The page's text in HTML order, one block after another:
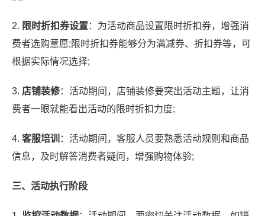
2. 限时折扣券设置：为活动商品设置限时折扣券，增强消
费者选购意愿;限时折扣券能够分为满减券、折扣券等，可
根据实际情况选择;
3. 店铺装修：活动期间，店铺装修要突出活动主题，让消
费者一眼就能看出活动的限时折扣力度;
4. 客服培训 ：活动期间，客服人员要熟悉活动规则和商品
信息，及时解答消费者疑问，增强购物体验;
三、活动执行阶段